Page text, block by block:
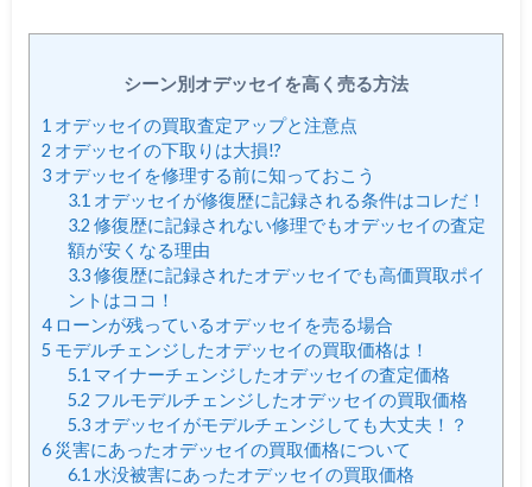
シーン別オデッセイを高く売る方法
1 オデッセイの買取査定アップと注意点
2 オデッセイの下取りは大損!?
3オデッセイを修理する前に知っておこう
3.1 オデッセイが修復歴に記録される条件はコレだ！
3.2 修復歴に記録されない修理でもオデッセイの査定
額が安くなる理由
3.3修復歴に記録されたオデッセイでも高価買取ポイ
ントはココ！
4ローンが残っているオデッセイを売る場合
5 モデルチェンジしたオデッセイの買取価格は！
5.1 マイナーチェンジしたオデッセイの査定価格
5.2 フルモデルチェンジしたオデッセイの買取価格
5.3オデッセイがモデルチェンジしても大丈夫！？
6災害にあったオデッセイの買取価格について
6.1 水没被害にあったオデッセイの買取価格